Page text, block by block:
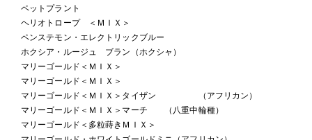
ペットプラント
ヘリオトロープ ＜ＭＩＸ＞
ペンステモン・エレクトリックブルー
ホクシア・ルージュ ブラン（ホクシャ）
マリーゴールド＜ＭＩＸ＞
マリーゴールド＜ＭＩＸ＞
マリーゴールド＜ＭＩＸ＞タイザン （アフリカン）
マリーゴールド＜ＭＩＸ＞マーチ （八重中輪種）
マリーゴールド＜多粒蒔きＭＩＸ＞